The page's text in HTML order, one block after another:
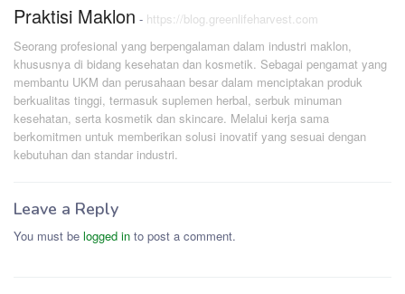
Praktisi Maklon - https://blog.greenlifeharvest.com
Seorang profesional yang berpengalaman dalam industri maklon,
khususnya di bidang kesehatan dan kosmetik. Sebagai pengamat yang
membantu UKM dan perusahaan besar dalam menciptakan produk
berkualitas tinggi, termasuk suplemen herbal, serbuk minuman
kesehatan, serta kosmetik dan skincare. Melalui kerja sama
berkomitmen untuk memberikan solusi inovatif yang sesuai dengan
kebutuhan dan standar industri.
Leave a Reply
You must be logged in to post a comment.